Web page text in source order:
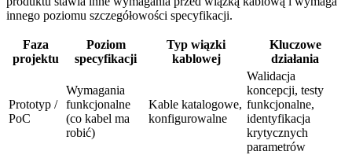
innego poziomu szczegółowości specyfikacji.
Faza
projektu
Poziom
specyfikacji
Typ wiązki
kablowej
Kluczowe
działania
Prototyp /
PoC
Wymagania
funkcjonalne
(co kabel ma
robić)
Kable katalogowe,
konfigurowalne
Walidacja
koncepcji, testy
funkcjonalne,
identyfikacja
krytycznych
parametrów